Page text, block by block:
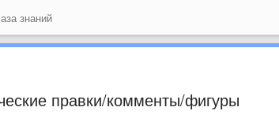
знаний
правки/комменты/фигуры